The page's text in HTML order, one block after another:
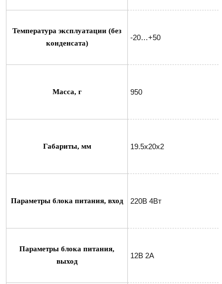
Температура эксплуатации (без
конденсата)
-20…+50
Масса, г 950
Габариты, мм 19.5х20х2
Параметры блока питания, вход 220В 4Вт
Параметры блока питания,
выход
12В 2А